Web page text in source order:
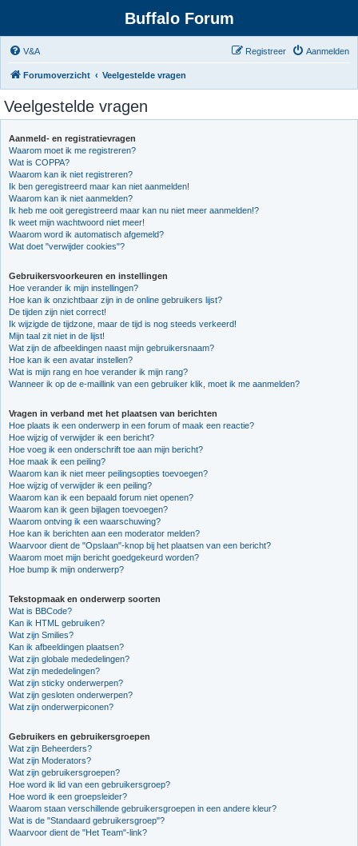
Buffalo Forum
V&A Aanmelden
Registreer
Forumoverzicht Veelgestelde vragen
Veelgestelde vragen
Aanmeld- en registratievragen
Waarom moet ik me registreren?
Wat is COPPA?
Waarom kan ik niet registreren?
Ik ben geregistreerd maar kan niet aanmelden!
Waarom kan ik niet aanmelden?
Ik heb me ooit geregistreerd maar kan nu niet meer aanmelden!?
Ik weet mijn wachtwoord niet meer!
Waarom word ik automatisch afgemeld?
Wat doet "verwijder cookies"?
Gebruikersvoorkeuren en instellingen
Hoe verander ik mijn instellingen?
Hoe kan ik onzichtbaar zijn in de online gebruikers lijst?
De tijden zijn niet correct!
Ik wijzigde de tijdzone, maar de tijd is nog steeds verkeerd!
Mijn taal zit niet in de lijst!
Wat zijn de afbeeldingen naast mijn gebruikersnaam?
Hoe kan ik een avatar instellen?
Wat is mijn rang en hoe verander ik mijn rang?
Wanneer ik op de e-maillink van een gebruiker klik, moet ik me aanmelden?
Vragen in verband met het plaatsen van berichten
Hoe plaats ik een onderwerp in een forum of maak een reactie?
Hoe wijzig of verwijder ik een bericht?
Hoe voeg ik een onderschrift toe aan mijn bericht?
Hoe maak ik een peiling?
Waarom kan ik niet meer peilingsopties toevoegen?
Hoe wijzig of verwijder ik een peiling?
Waarom kan ik een bepaald forum niet openen?
Waarom kan ik geen bijlagen toevoegen?
Waarom ontving ik een waarschuwing?
Hoe kan ik berichten aan een moderator melden?
Waarvoor dient de "Opslaan"-knop bij het plaatsen van een bericht?
Waarom moet mijn bericht goedgekeurd worden?
Hoe bump ik mijn onderwerp?
Tekstopmaak en onderwerp soorten
Wat is BBCode?
Kan ik HTML gebruiken?
Wat zijn Smilies?
Kan ik afbeeldingen plaatsen?
Wat zijn globale mededelingen?
Wat zijn mededelingen?
Wat zijn sticky onderwerpen?
Wat zijn gesloten onderwerpen?
Wat zijn onderwerpiconen?
Gebruikers en gebruikersgroepen
Wat zijn Beheerders?
Wat zijn Moderators?
Wat zijn gebruikersgroepen?
Hoe word ik lid van een gebruikersgroep?
Hoe word ik een groepsleider?
Waarom staan verschillende gebruikersgroepen in een andere kleur?
Wat is de "Standaard gebruikersgroep"?
Waarvoor dient de "Het Team"-link?